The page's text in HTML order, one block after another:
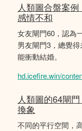
人類圖合盤案
感情不和
女友閘門60，認為
男友閘門3，總覺
能衝動結婚。
hd.icefire.win/
人類圖的64閘
換象
不同的平行空間，